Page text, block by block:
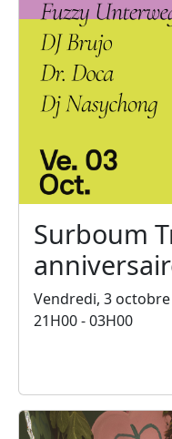
Surboum
Vendredi, 3
21H00 - 03H00